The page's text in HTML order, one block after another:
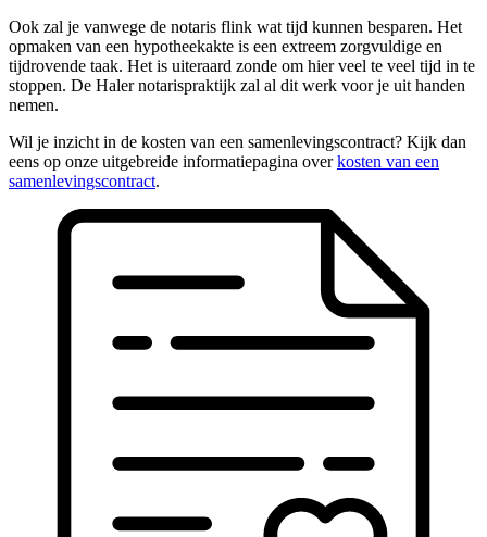
Ook zal je vanwege de notaris flink wat tijd kunnen besparen. Het
opmaken van een hypotheekakte is een extreem zorgvuldige en
tijdrovende taak. Het is uiteraard zonde om hier veel te veel tijd in te
stoppen. De Haler notarispraktijk zal al dit werk voor je uit handen
nemen.
Wil je inzicht in de kosten van een samenlevingscontract? Kijk dan
eens op onze uitgebreide informatiepagina overkosten van een
samenlevingscontract.